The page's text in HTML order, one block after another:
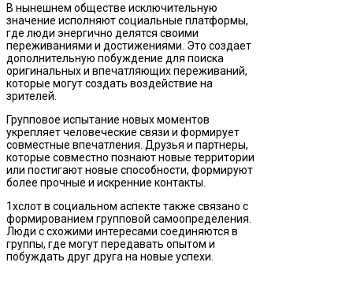
В нынешнем обществе исключительную
значение исполняют социальные платформы,
где люди энергично делятся своими
переживаниями и достижениями. Это создает
дополнительную побуждение для поиска
оригинальных и впечатляющих переживаний,
которые могут создать воздействие на
зрителей.
Групповое испытание новых моментов
укрепляет человеческие связи и формирует
совместные впечатления. Друзья и партнеры,
которые совместно познают новые территории
или постигают новые способности, формируют
более прочные и искренние контакты.
1хслот в социальном аспекте также связано с
формированием групповой самоопределения.
Люди с схожими интересами соединяются в
группы, где могут передавать опытом и
побуждать друг друга на новые успехи.